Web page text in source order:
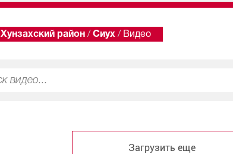
Хунзахский район / Сиух / Видео
Загрузить еще